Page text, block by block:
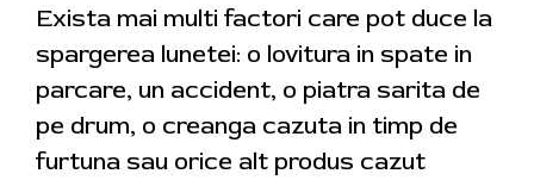
Exista mai multi factori care pot duce la
spargerea lunetei: o lovitura in spate in
parcare, un accident, o piatra sarita de
pe drum, o creanga cazuta in timp de
furtuna sau orice alt produs cazut